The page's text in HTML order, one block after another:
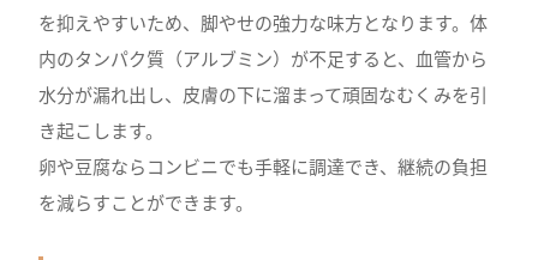
を抑えやすいため、脚やせの強力な味方となります。体
内のタンパク質（アルブミン）が不足すると、血管から
水分が漏れ出し、皮膚の下に溜まって頑固なむくみを引
き起こします。
卵や豆腐ならコンビニでも手軽に調達でき、継続の負担
を減らすことができます。